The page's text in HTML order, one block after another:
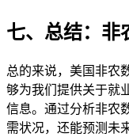
七、总结：非
总的来说，美国非农
够为我们提供关于就
信息。通过分析非农
需状况，还能预测未